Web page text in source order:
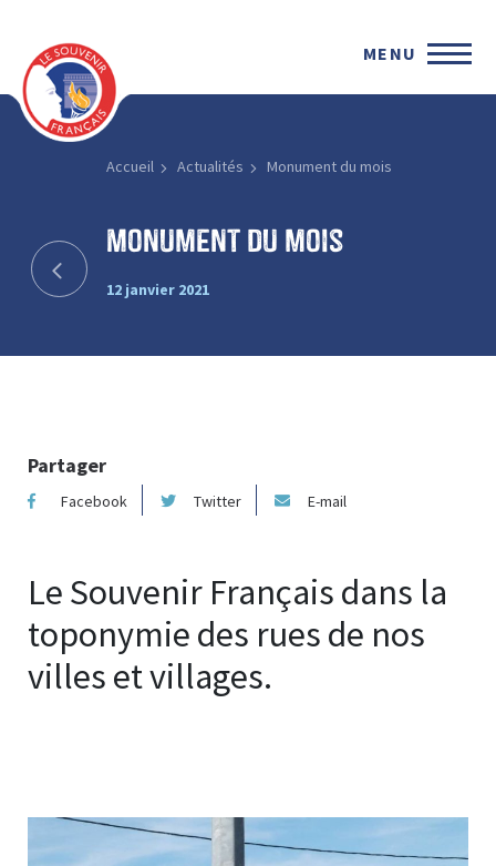
MENU
Accueil Actualités Monument du mois
Monument du mois
12 janvier 2021
Partager
Facebook Twitter E-mail
Le Souvenir Français dans la
toponymie des rues de nos
villes et villages.